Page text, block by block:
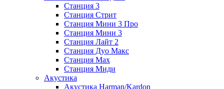
Станция 3
Станция Стрит
Станция Мини 3 Про
Станция Мини 3
Станция Лайт 2
Станция Дуо Макс
Станция Max
Станция Миди
Акустика
Акустика Harman/Kardon